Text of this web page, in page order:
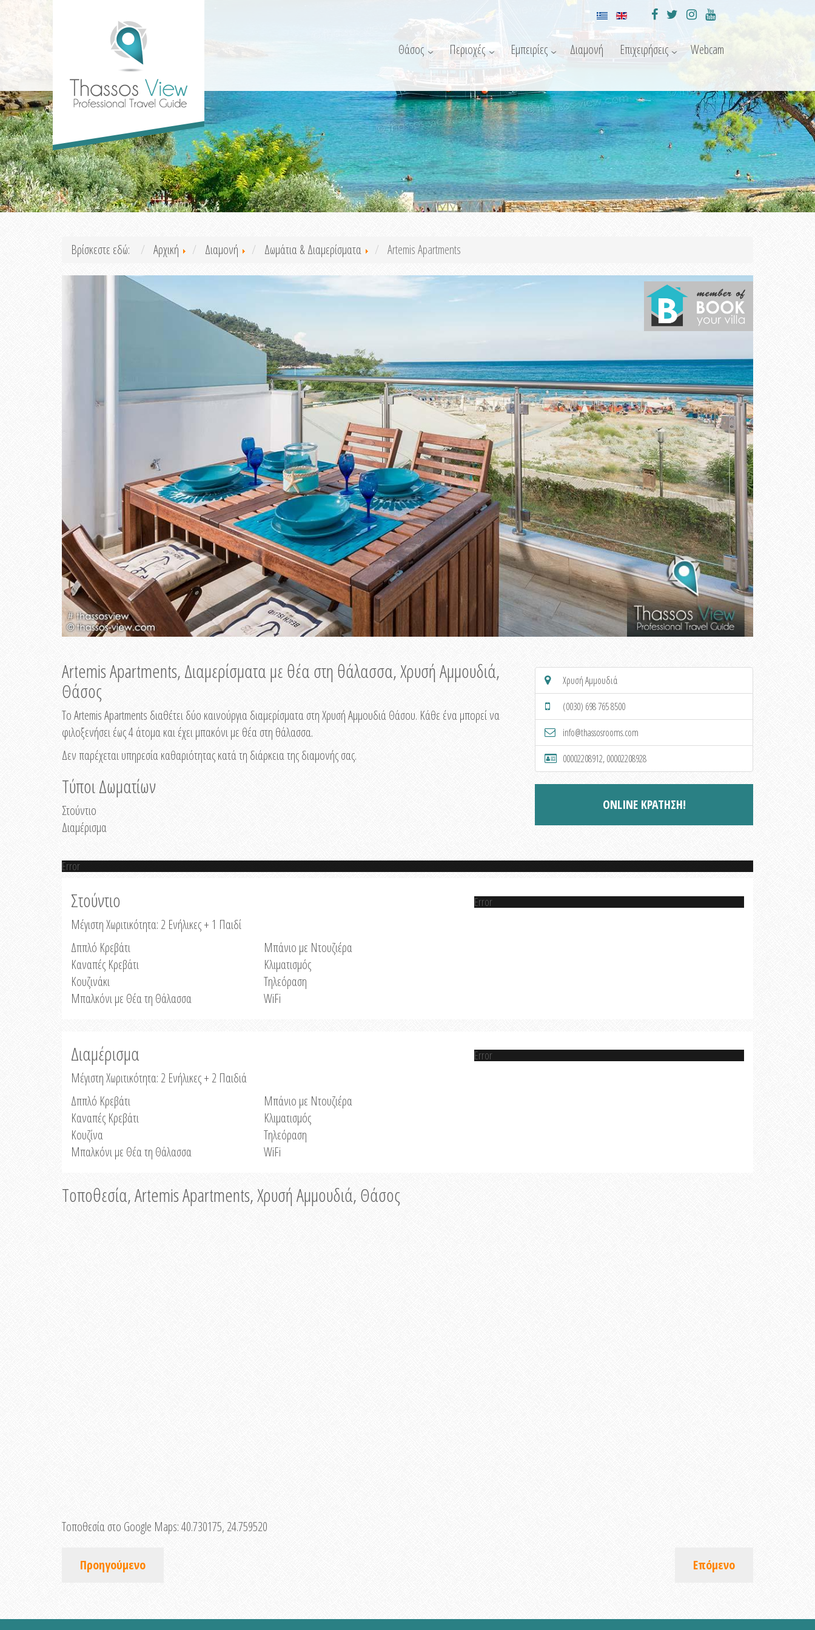
Θάσος Περιοχές Εμπειρίες Διαμονή Επιχειρήσεις Webcam
Βρίσκεστε εδώ: Αρχική Διαμονή Δωμάτια & Διαμερίσματα Artemis Apartments
Artemis Apartments, Διαμερίσματα με θέα στη θάλασσα, Χρυσή Αμμουδιά,
Θάσος
Το Artemis Apartments διαθέτει δύο καινούργια διαμερίσματα στη Χρυσή Αμμουδιά Θάσου. Κάθε ένα μπορεί να
φιλοξενήσει έως 4 άτομα και έχει μπακόνι με θέα στη θάλασσα.
Δεν παρέχεται υπηρεσία καθαριότητας κατά τη διάρκεια της διαμονής σας.
Τύποι Δωματίων
Στούντιο
Διαμέρισμα
Χρυσή Αμμουδιά
(0030) 698 765 8500
info@thassosrooms.com
00002208912, 00002208928
ONLINE ΚΡΑΤΗΣΗ!
Error
Στούντιο
Μέγιστη Χωριτικότητα: 2 Ενήλικες + 1 Παιδί
Δππλό Κρεβάτι
Καναπές Κρεβάτι
Κουζινάκι
Μπαλκόνι με Θέα τη Θάλασσα
Μπάνιο με Ντουζιέρα
Κλιματισμός
Τηλεόραση
WiFi
Error
Διαμέρισμα
Μέγιστη Χωριτικότητα: 2 Ενήλικες + 2 Παιδιά
Δππλό Κρεβάτι
Καναπές Κρεβάτι
Κουζίνα
Μπαλκόνι με Θέα τη Θάλασσα
Μπάνιο με Ντουζιέρα
Κλιματισμός
Τηλεόραση
WiFi
Error
Τοποθεσία, Artemis Apartments, Χρυσή Αμμουδιά, Θάσος
Τοποθεσία στο Google Maps:40.730175, 24.759520
Προηγούμενο Επόμενο